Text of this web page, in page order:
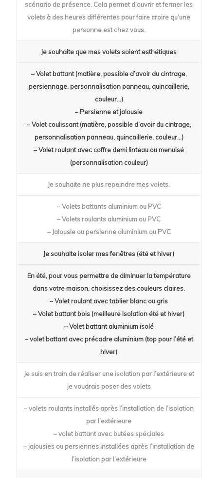
scénario de présence. Cela permet d’ouvrir et fermer les
volets à des heures différentes pour faire croire qu’une
personne est chez vous.
Je souhaite que mes volets soient esthétiques
– Volet battant (matière, possible d’avoir du cintrage,
persiennage, personnalisation panneau, quincaillerie,
couleur…)
– Persienne et jalousie
– Volet coulissant (matière, possible d’avoir du cintrage,
personnalisation panneau, quincaillerie, couleur…)
– Volet roulant avec coffre demi linteau ou menuisé
(personnalisation couleur)
Je souhaite ne plus repeindre mes volets.
– Volets battants aluminium ou PVC
– Volets roulants aluminium ou PVC
– Jalousie ou persienne aluminium ou PVC
Je souhaite isoler mes fenêtres (été et hiver)
En été, pour vous permettre de diminuer la température
dans votre maison, choisissez des couleurs claires.
– Volet roulant avec tablier blanc ou gris
– Volet battant bois (meilleure isolation été et hiver)
– Volet battant aluminium isolé
– volet battant avec précadre aluminium (top pour l’été et
hiver)
Je suis en train de réaliser une isolation par l’extérieure et
je voudrais poser des volets
– volets roulants installés après l’installation de l’isolation
par l’extérieure
– volet battant avec butées spéciales
– jalousies ou persiennes installées après l’installation de
l’isolation par l’extérieure